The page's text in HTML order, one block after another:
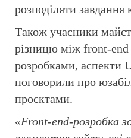
розподіляти завдання
Також учасники
різницю між front-end
розробками, аспекти
поговорили про
проєктами.
«Front-end-розробка